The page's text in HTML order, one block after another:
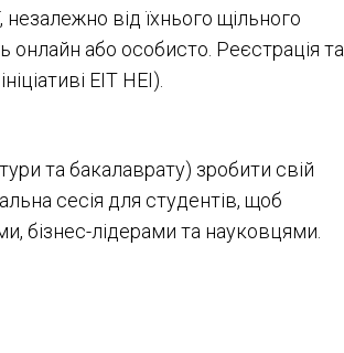
від їхнього щільного
або особисто. Реєстрація та
EIT HEI).
та бакалаврату) зробити свій
сесія для студентів, щоб
бізнес-лідерами та науковцями.